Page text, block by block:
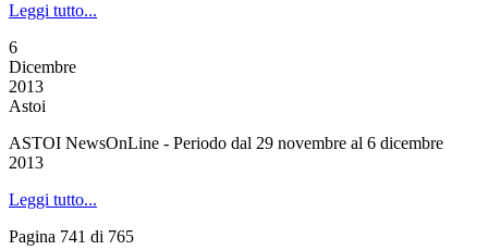
Leggi tutto...
6
Dicembre
2013
Astoi
ASTOI NewsOnLine - Periodo dal 29 novembre al 6 dicembre
2013
Leggi tutto...
Pagina 741 di 765